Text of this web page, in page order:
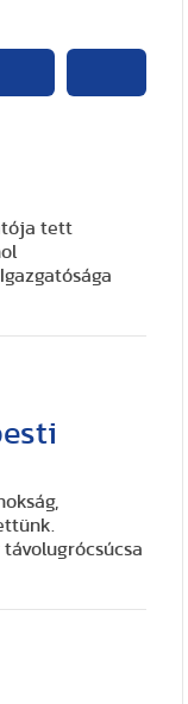
tett